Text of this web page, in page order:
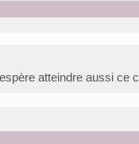
atteindre aussi ce